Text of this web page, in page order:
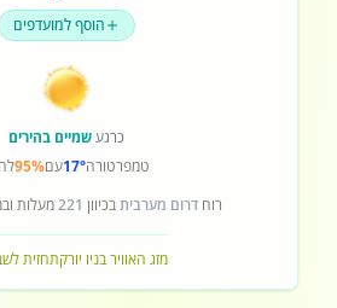
הוסף למועדפים
כרגעשמיים בהירים
טמפרטורה17°עם95%
רוחדרום מערביתבכיוון 221מעלות
מזג האוויר בניו יורקתחזית